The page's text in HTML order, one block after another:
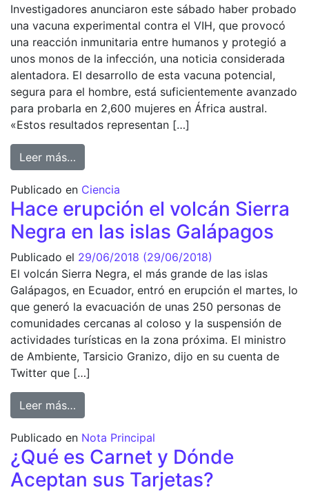
Investigadores anunciaron este sábado haber probado
una vacuna experimental contra el VIH, que provocó
una reacción inmunitaria entre humanos y protegió a
unos monos de la infección, una noticia considerada
alentadora. El desarrollo de esta vacuna potencial,
segura para el hombre, está suficientemente avanzado
para probarla en 2,600 mujeres en África austral.
«Estos resultados representan […]
Leer más…
Publicado en Ciencia
Hace erupción el volcán Sierra
Negra en las islas Galápagos
Publicado el 29/06/2018 (29/06/2018)
El volcán Sierra Negra, el más grande de las islas
Galápagos, en Ecuador, entró en erupción el martes, lo
que generó la evacuación de unas 250 personas de
comunidades cercanas al coloso y la suspensión de
actividades turísticas en la zona próxima. El ministro
de Ambiente, Tarsicio Granizo, dijo en su cuenta de
Twitter que […]
Leer más…
Publicado en Nota Principal
¿Qué es Carnet y Dónde
Aceptan sus Tarjetas?